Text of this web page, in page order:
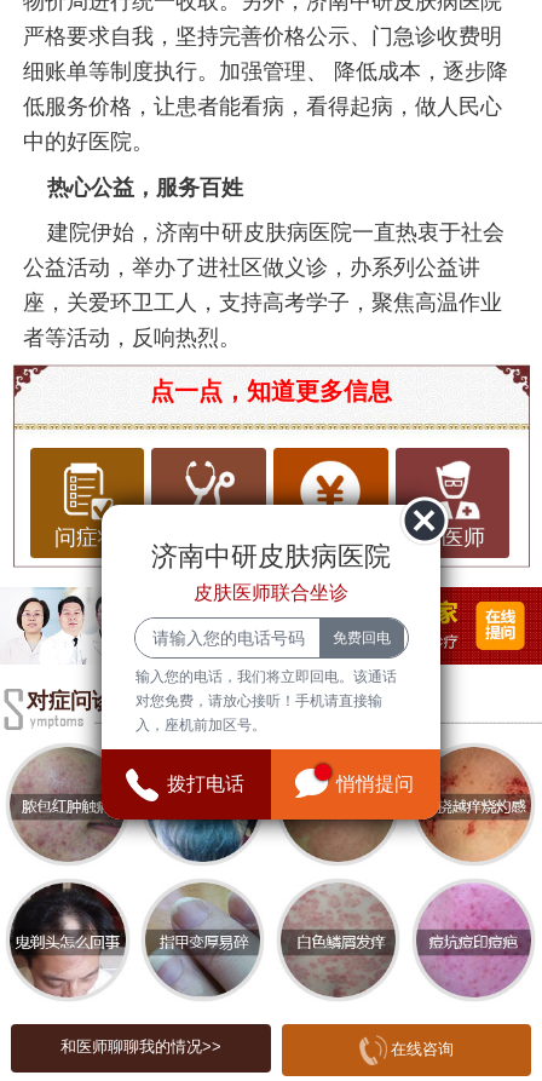
严格要求自我，坚持完善价格公示、门急诊收费明
细账单等制度执行。加强管理、 降低成本，逐步降
低服务价格，让患者能看病，看得起病，做人民心
中的好医院。
热心公益，服务百姓
建院伊始，济南中研皮肤病医院一直热衷于社会
公益活动，举办了进社区做义诊，办系列公益讲
座，关爱环卫工人，支持高考学子，聚焦高温作业
者等活动，反响热烈。
济南市看荨麻疹到哪个医院好？
荨麻疹，又称风疹块，是一种常见的皮肤病，主要
表现为皮肤上出现红色风团、瘙痒等症状。其发生
原因多种多样，包括食物过敏、药物反应、物理刺
激等。了解荨麻疹的基本常识，有助于患者及时识
别症状并寻求合适的医疗帮助。
荨麻疹的基本常识
荨麻疹的症状通常表现为突然出现的红色或白色风
团，伴有强烈的瘙痒感。风团可能会迅速增大或减
小，且通常在几小时到几天内自行消退。荨麻疹可
以分为急性和慢性两种类型，急性荨麻疹通常与特
定的触发因素有关，而慢性荨麻疹则可能难以找到
明确的原因。
对于荨麻疹患者来说，避免已知的过敏原和刺激物
是至关重要的。同时，保持良好的生活习惯和心理
状态也是治疗的重要组成部分。此外，及时就医并
接受专业的诊断与治疗，可以帮助缓解症状并防止
病情加重。
医院品质与环境对皮肤的影响
点一点，知道更多信息
问症状 问医师
对症问诊
和医师聊聊我的情况>> 在线咨询
济南中研皮肤病医院
皮肤医师联合坐诊
输入您的电话，我们将立即回电。该通话
对您免费，请放心接听！手机请直接输
入，座机前加区号。
拨打电话 悄悄提问